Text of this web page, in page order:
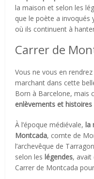
la maison et selon les
que le poète a invoqués
où ils continuent à
Carrer de
Vous ne vous en
marchant dans cette
Born à Barcelone, mais
enlèvements et
À l’époque médiévale,la
Montcada, comte de
l’archevêque de
selon leslégendes, avait
Carrer de Montcada